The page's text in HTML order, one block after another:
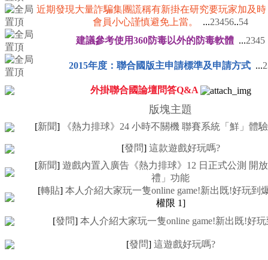
近期發現大量詐騙集團謊稱有新掛在研究要玩家加及
會員小心謹慎避免上當。
...23456..54
建議參考使用360防毒以外的防毒軟體 ...2345
2015年度：聯合國版主申請標準及申請方式 ...2
外掛聯合國論壇問答Q&A
版塊主題
[新聞] 《熱力排球》24 小時不關機 聯賽系統「鮮」體
[發問] 這款遊戲好玩嗎?
[新聞] 遊戲內置入廣告《熱力排球》12 日正式公測 開
禮」功能
[轉貼] 本人介紹大家玩一隻online game!新出既!好玩到
權限 1]
[發問] 本人介紹大家玩一隻online game!新出既!好
[發問] 這遊戲好玩嗎?